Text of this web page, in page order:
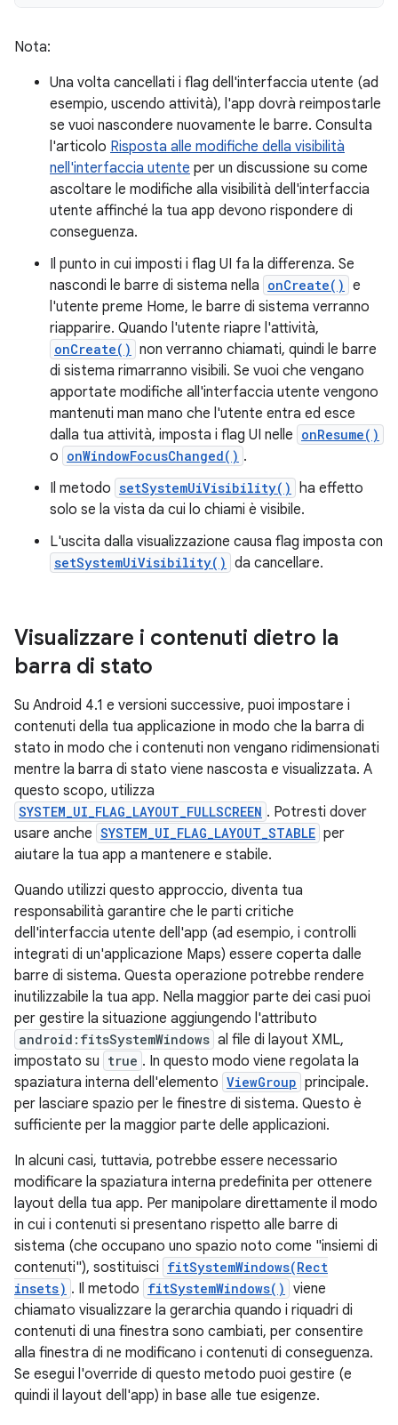
Nota:
Una volta cancellati i flag dell'interfaccia utente (ad
esempio, uscendo attività), l'app dovrà reimpostarle
se vuoi nascondere nuovamente le barre. Consulta
l'articolo Risposta alle modifiche della visibilità
nell'interfaccia utente per un discussione su come
ascoltare le modifiche alla visibilità dell'interfaccia
utente affinché la tua app devono rispondere di
conseguenza.
Il punto in cui imposti i flag UI fa la differenza. Se
nascondi le barre di sistema nella onCreate() e
l'utente preme Home, le barre di sistema verranno
riapparire. Quando l'utente riapre l'attività,
onCreate() non verranno chiamati, quindi le barre
di sistema rimarranno visibili. Se vuoi che vengano
apportate modifiche all'interfaccia utente vengono
mantenuti man mano che l'utente entra ed esce
dalla tua attività, imposta i flag UI nelle onResume()
o onWindowFocusChanged() .
Il metodo setSystemUiVisibility() ha effetto
solo se la vista da cui lo chiami è visibile.
L'uscita dalla visualizzazione causa flag imposta con
setSystemUiVisibility() da cancellare.
Visualizzare i contenuti dietro la
barra di stato
Su Android 4.1 e versioni successive, puoi impostare i
contenuti della tua applicazione in modo che la barra di
stato in modo che i contenuti non vengano ridimensionati
mentre la barra di stato viene nascosta e visualizzata. A
questo scopo, utilizza
SYSTEM_UI_FLAG_LAYOUT_FULLSCREEN . Potresti dover
usare anche SYSTEM_UI_FLAG_LAYOUT_STABLE per
aiutare la tua app a mantenere e stabile.
Quando utilizzi questo approccio, diventa tua
responsabilità garantire che le parti critiche
dell'interfaccia utente dell'app (ad esempio, i controlli
integrati di un'applicazione Maps) essere coperta dalle
barre di sistema. Questa operazione potrebbe rendere
inutilizzabile la tua app. Nella maggior parte dei casi puoi
per gestire la situazione aggiungendo l'attributo
android:fitsSystemWindows al file di layout XML,
impostato su true . In questo modo viene regolata la
spaziatura interna dell'elemento ViewGroup principale.
per lasciare spazio per le finestre di sistema. Questo è
sufficiente per la maggior parte delle applicazioni.
In alcuni casi, tuttavia, potrebbe essere necessario
modificare la spaziatura interna predefinita per ottenere
layout della tua app. Per manipolare direttamente il modo
in cui i contenuti si presentano rispetto alle barre di
sistema (che occupano uno spazio noto come "insiemi di
contenuti"), sostituisci fitSystemWindows(Rect
insets) . Il metodo fitSystemWindows() viene
chiamato visualizzare la gerarchia quando i riquadri di
contenuti di una finestra sono cambiati, per consentire
alla finestra di ne modificano i contenuti di conseguenza.
Se esegui l'override di questo metodo puoi gestire (e
quindi il layout dell'app) in base alle tue esigenze.